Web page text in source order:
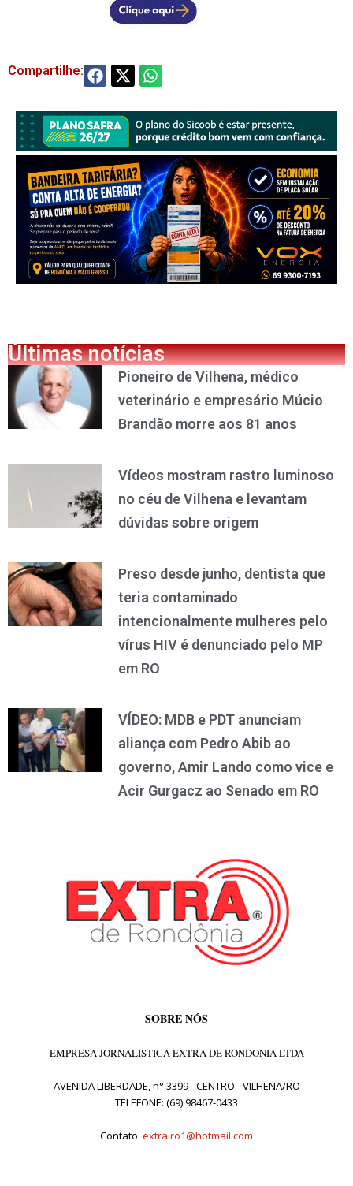
Compartilhe:
Últimas notícias
Pioneiro de Vilhena, médico
veterinário e empresário Múcio
Brandão morre aos 81 anos
Vídeos mostram rastro luminoso
no céu de Vilhena e levantam
dúvidas sobre origem
Preso desde junho, dentista que
teria contaminado
intencionalmente mulheres pelo
vírus HIV é denunciado pelo MP
em RO
VÍDEO: MDB e PDT anunciam
aliança com Pedro Abib ao
governo, Amir Lando como vice e
Acir Gurgacz ao Senado em RO
SOBRE NÓS
EMPRESA JORNALISTICA EXTRA DE RONDONIA LTDA
AVENIDA LIBERDADE, n° 3399 - CENTRO - VILHENA/RO
TELEFONE: (69) 98467-0433
Contato: extra.ro1@hotmail.com